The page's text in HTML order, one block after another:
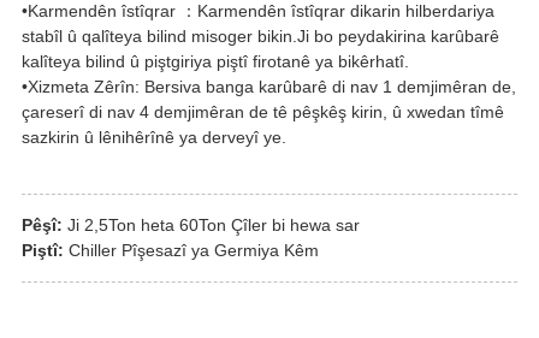
•Karmendên îstîqrar ：Karmendên îstîqrar dikarin hilberdariya
stabîl û qalîteya bilind misoger bikin.Ji bo peydakirina karûbarê
kalîteya bilind û piştgiriya piştî firotanê ya bikêrhatî.
•Xizmeta Zêrîn: Bersiva banga karûbarê di nav 1 demjimêran de,
çareserî di nav 4 demjimêran de tê pêşkêş kirin, û xwedan tîmê
sazkirin û lênihêrînê ya derveyî ye.
Pêşî: Ji 2,5Ton heta 60Ton Çîler bi hewa sar
Piştî: Chiller Pîşesazî ya Germiya Kêm